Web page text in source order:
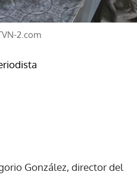
2.com
González, director del